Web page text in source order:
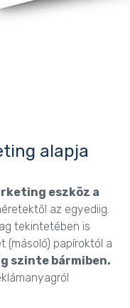
alapja
eszköz a
az egyediig.
tekintetében is
(másoló) papíroktól a
szinte bármiben.